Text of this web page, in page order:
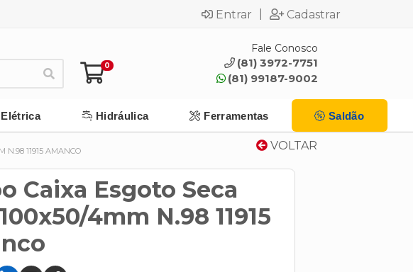
Entrar Cadastrar
0
Fale Conosco
(81) 3972-7751
(81) 99187-9002
Elétrica Hidráulica Ferramentas Saldão
VOLTAR
N.98 11915 AMANCO
Caixa Esgoto Seca
4mm N.98 11915